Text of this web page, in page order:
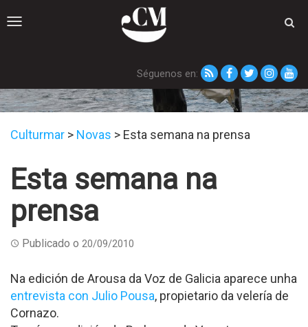
Toggle
Séguenos en:
Novas
Culturmar > Novas > Esta semana na prensa
Esta semana na
prensa
Publicado o 20/09/2010
Na edición de Arousa da Voz de Galicia aparece unha
entrevista con Julio Pousa, propietario da velería de
Cornazo.